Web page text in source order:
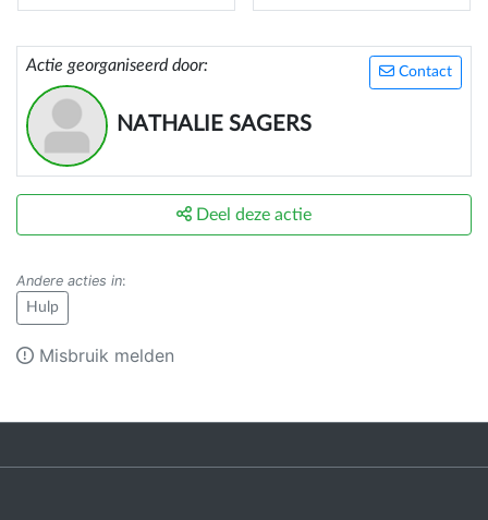
Contact
Actie georganiseerd door:
NATHALIE SAGERS
Deel deze actie
Andere acties in:
Hulp
Misbruik melden